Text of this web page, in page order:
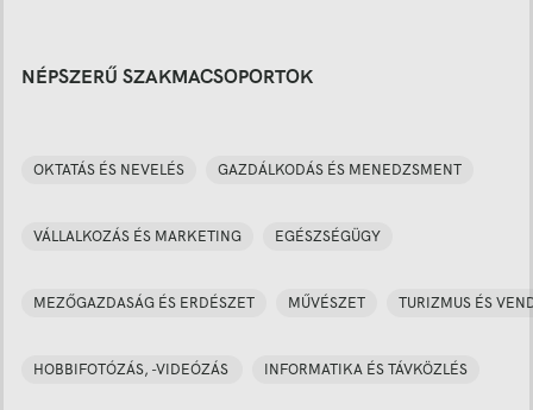
NÉPSZERŰ SZAKMACSOPORTOK
OKTATÁS ÉS NEVELÉS GAZDÁLKODÁS ÉS MENEDZSMENT
VÁLLALKOZÁS ÉS MARKETING EGÉSZSÉGÜGY
MEZŐGAZDASÁG ÉS ERDÉSZET MŰVÉSZET TURIZMUS ÉS
HOBBIFOTÓZÁS, -VIDEÓZÁS INFORMATIKA ÉS TÁVKÖZLÉS